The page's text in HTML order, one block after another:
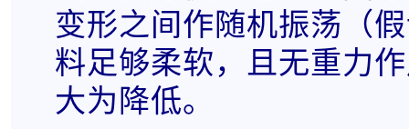
变形之间作随机振荡（
料足够柔软，且无重力
大为降低。